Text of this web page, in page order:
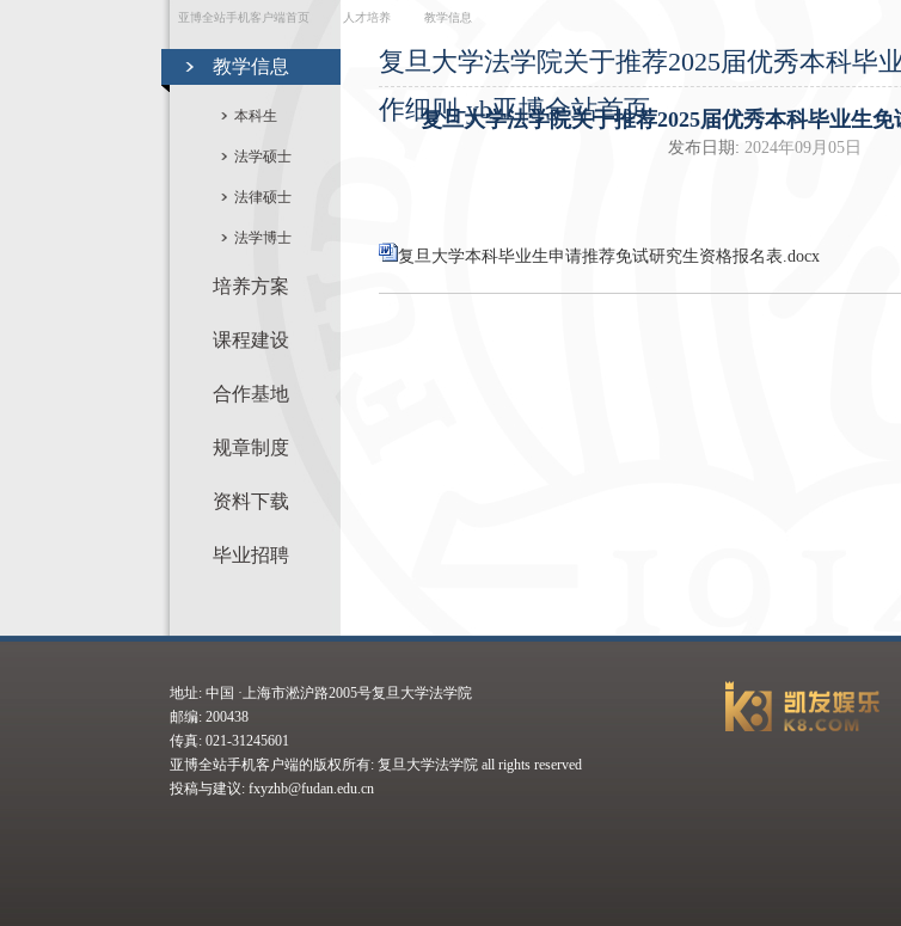
亚博全站手机客户端首页 人才培养 教学信息
教学信息
本科生
法学硕士
法律硕士
法学博士
培养方案
课程建设
合作基地
规章制度
资料下载
毕业招聘
复旦大学法学院关于推荐2025届优秀本科毕
作细则-yb亚博全站首页
复旦大学法学院关于推荐2025届优秀本科毕业生免
发布日期: 2024年09月05日
复旦大学本科毕业生申请推荐免试研究生资格报名表.docx
地址: 中国 ·上海市淞沪路2005号复旦大学法学院
邮编: 200438
传真: 021-31245601
亚博全站手机客户端的版权所有: 复旦大学法学院 all rights reserved
投稿与建议: fxyzhb@fudan.edu.cn